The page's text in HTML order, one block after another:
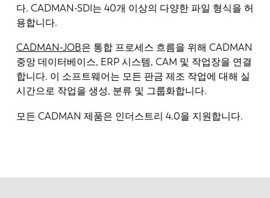
다. CADMAN-SDI는 40개 이상의 다양한 파일 형식을 허
용합니다.
CADMAN-JOB은 통합 프로세스 흐름을 위해 CADMAN
중앙 데이터베이스, ERP 시스템, CAM 및 작업장을 연결
합니다. 이 소프트웨어는 모든 판금 제조 작업에 대해 실
시간으로 작업을 생성, 분류 및 그룹화합니다.
모든 CADMAN 제품은 인더스트리 4.0을 지원합니다.